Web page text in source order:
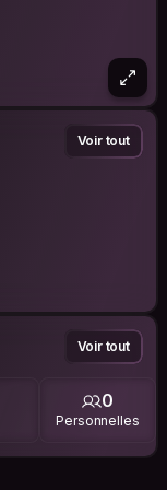
Voir tout
Voir tout
0
Personnelles